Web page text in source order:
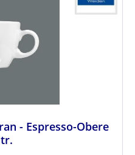
- Espresso-Obere